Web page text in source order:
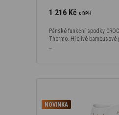
1 216 Kč s DPH
Pánské funkční spodky
Thermo. Hřejivé
…
NOVINKA